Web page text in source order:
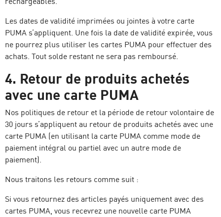
Les dates de validité imprimées ou jointes à votre carte
PUMA s’appliquent. Une fois la date de validité expirée, vous
ne pourrez plus utiliser les cartes PUMA pour effectuer des
achats. Tout solde restant ne sera pas remboursé.
4. Retour de produits achetés
avec une carte PUMA
Nos politiques de retour et la période de retour volontaire de
30 jours s’appliquent au retour de produits achetés avec une
carte PUMA (en utilisant la carte PUMA comme mode de
paiement intégral ou partiel avec un autre mode de
paiement).
Nous traitons les retours comme suit :
Si vous retournez des articles payés uniquement avec des
cartes PUMA, vous recevrez une nouvelle carte PUMA